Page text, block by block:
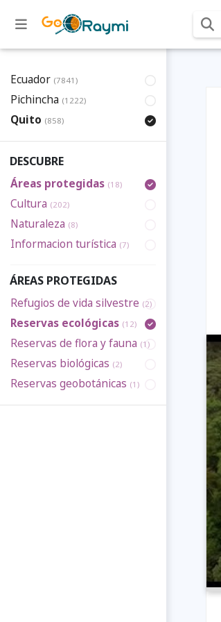
Ecuador (7841)
Pichincha (1222)
Quito (858)
DESCUBRE
Áreas protegidas (18)
Cultura (202)
Naturaleza (8)
Informacion turística (7)
ÁREAS PROTEGIDAS
Refugios de vida silvestre (2)
Reservas ecológicas (12)
Reservas de flora y fauna (1)
Reservas biológicas (2)
Reservas geobotánicas (1)